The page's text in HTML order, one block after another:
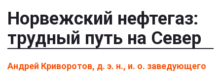
Норвежский нефтегаз:
трудный путь на Север
Андрей Криворотов, д. э. н., и. о. заведующего